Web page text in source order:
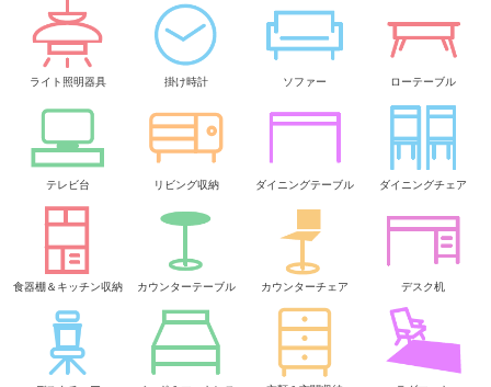
ライト照明器具 掛け時計 ソファー ローテーブル
テレビ台 リビング収納 ダイニングテーブル ダイニングチェア
食器棚＆キッチン収納 カウンターテーブル カウンターチェア デスク机